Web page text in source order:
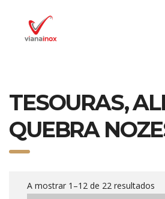
TESOURAS,
QUEBRA
A mostrar 1–12 de 22 resultados